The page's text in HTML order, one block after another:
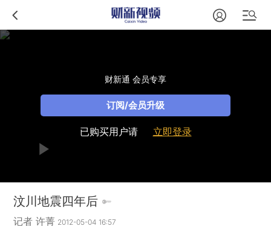
财新通 会员专享
订阅/会员升级
已购买用户请 立即登录
汶川地震四年后
记者 许菁 2012-05-04 16:57